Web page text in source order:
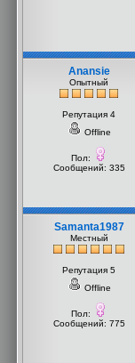
Anansie
Опытный
Репутация 4
Offline
Пол:
Сообщений: 335
Samanta1987
Местный
Репутация 5
Offline
Пол:
Сообщений: 775